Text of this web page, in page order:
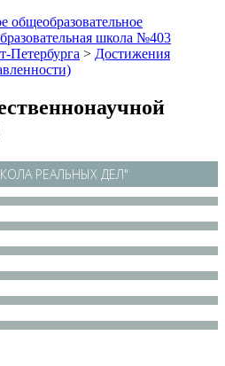
общеобразовательное
школа №403
Петербурга > Достижения
РЕАЛЬНЫХ ДЕЛ"